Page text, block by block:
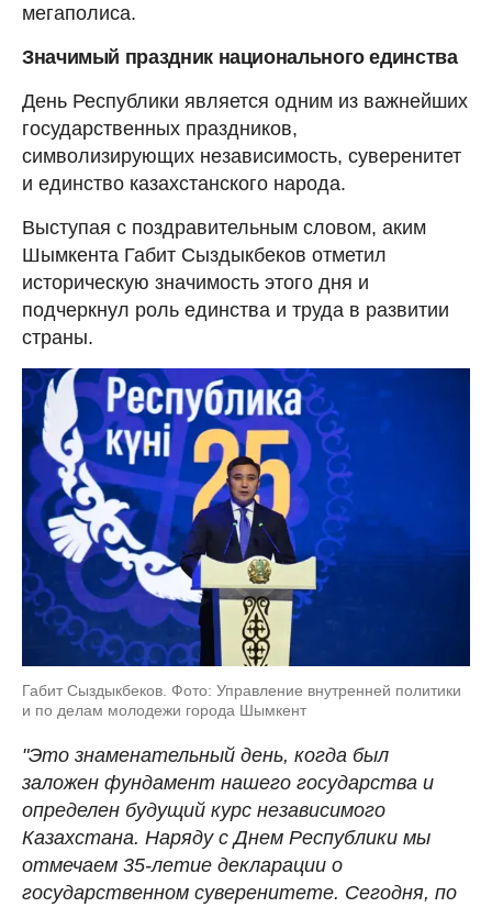
мегаполиса.
Значимый праздник национального единства
День Республики является одним из важнейших
государственных праздников,
символизирующих независимость, суверенитет
и единство казахстанского народа.
Выступая с поздравительным словом, аким
Шымкента Габит Сыздыкбеков отметил
историческую значимость этого дня и
подчеркнул роль единства и труда в развитии
страны.
Габит Сыздыкбеков. Фото: Управление внутренней политики
и по делам молодежи города Шымкент
"Это знаменательный день, когда был
заложен фундамент нашего государства и
определен будущий курс независимого
Казахстана. Наряду с Днем Республики мы
отмечаем 35-летие декларации о
государственном суверенитете. Сегодня, по